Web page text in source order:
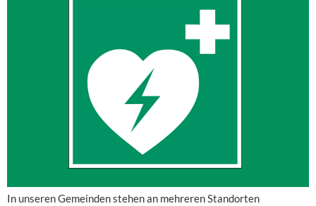
In unseren Gemeinden stehen an mehreren Standorten